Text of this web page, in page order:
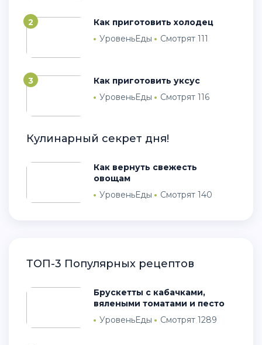
2
Как приготовить холодец
УровеньЕды
Смотрят 111
3
Как приготовить уксус
УровеньЕды
Смотрят 116
Кулинарный секрет дня!
Как вернуть свежесть
овощам
УровеньЕды
Смотрят 140
ТОП-3 Популярных рецептов
Брускетты с кабачками,
вялеными томатами и песто
УровеньЕды
Смотрят 1289